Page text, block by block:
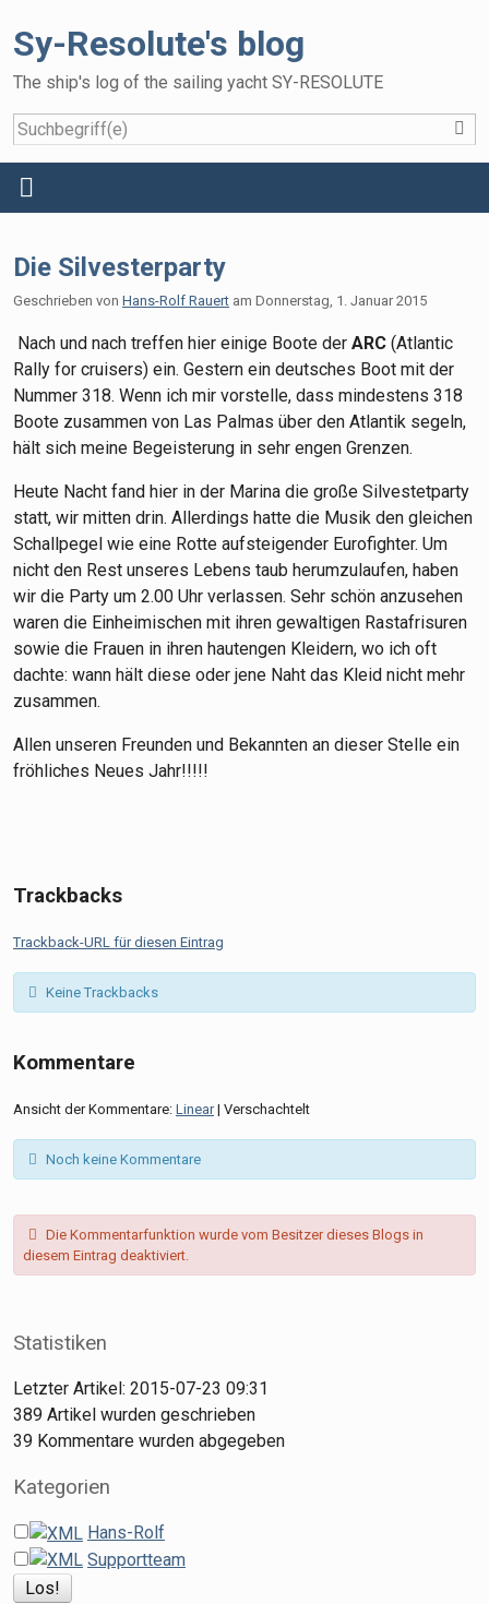
Sy-Resolute's blog
The ship's log of the sailing yacht SY-RESOLUTE
Reisen
Das Schiff
Gallery
Gästebuch
Die Silvesterparty
Geschrieben von Hans-Rolf Rauert am Donnerstag, 1. Januar 2015
Nach und nach treffen hier einige Boote der ARC (Atlantic
Rally for cruisers) ein. Gestern ein deutsches Boot mit der
Nummer 318. Wenn ich mir vorstelle, dass mindestens 318
Boote zusammen von Las Palmas über den Atlantik segeln,
hält sich meine Begeisterung in sehr engen Grenzen.
Heute Nacht fand hier in der Marina die große Silvestetparty
statt, wir mitten drin. Allerdings hatte die Musik den gleichen
Schallpegel wie eine Rotte aufsteigender Eurofighter. Um
nicht den Rest unseres Lebens taub herumzulaufen, haben
wir die Party um 2.00 Uhr verlassen. Sehr schön anzusehen
waren die Einheimischen mit ihren gewaltigen Rastafrisuren
sowie die Frauen in ihren hautengen Kleidern, wo ich oft
dachte: wann hält diese oder jene Naht das Kleid nicht mehr
zusammen.
Allen unseren Freunden und Bekannten an dieser Stelle ein
fröhliches Neues Jahr!!!!!
Trackbacks
Trackback-URL für diesen Eintrag
Keine Trackbacks
Kommentare
Ansicht der Kommentare: Linear| Verschachtelt
Noch keine Kommentare
Die Kommentarfunktion wurde vom Besitzer dieses Blogs in
diesem Eintrag deaktiviert.
Statistiken
Letzter Artikel: 2015-07-23 09:31
389 Artikel wurden geschrieben
39 Kommentare wurden abgegeben
Kategorien
Hans-Rolf
Supportteam